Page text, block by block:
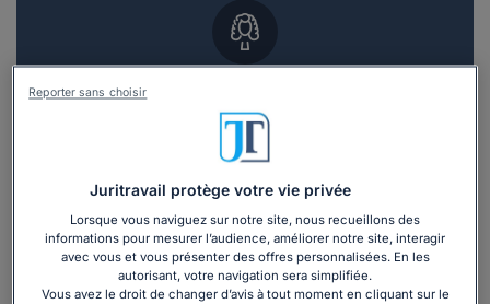
Vous souhaitez un RDV en cabinet avec un
avocat ?
Recevoir des devis d'avocats
3 devis en 48h
Juritravail protège votre vie privée
Lorsque vous naviguez sur notre site, nous recueillons des
informations pour mesurer l’audience, améliorer notre site, interagir
avec vous et vous présenter des offres personnalisées. En les
autorisant, votre navigation sera simplifiée.
Vous avez le droit de changer d’avis à tout moment en cliquant sur le
Reporter sans choisir